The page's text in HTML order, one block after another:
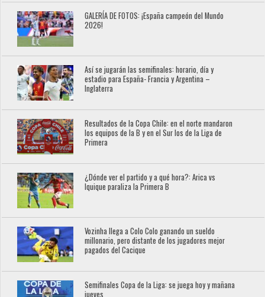
GALERÍA DE FOTOS: ¡España campeón del Mundo
2026!
Así se jugarán las semifinales: horario, día y
estadio para España- Francia y Argentina –
Inglaterra
Resultados de la Copa Chile: en el norte mandaron
los equipos de la B y en el Sur los de la Liga de
Primera
¿Dónde ver el partido y a qué hora?: Arica vs
Iquique paraliza la Primera B
Vozinha llega a Colo Colo ganando un sueldo
millonario, pero distante de los jugadores mejor
pagados del Cacique
Semifinales Copa de la Liga: se juega hoy y mañana
jueves